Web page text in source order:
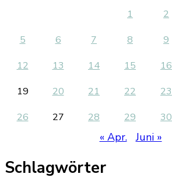
1
2
5
6 7 8 9
12
13 14 15 16
19
20 21 22 23
26
27 28 29 30
« Apr. Juni »
Schlagwörter